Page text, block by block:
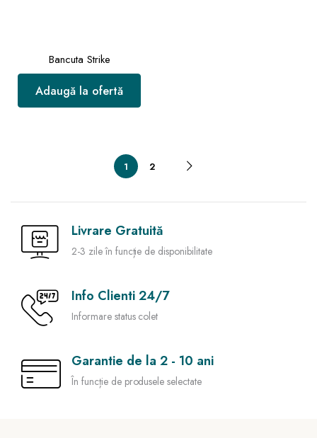
Bancuta Strike
Adaugă la ofertă
1 2
Livrare Gratuită
2-3 zile în funcție de disponibilitate
Info Clienti 24/7
Informare status colet
Garantie de la 2 - 10 ani
În funcție de produsele selectate